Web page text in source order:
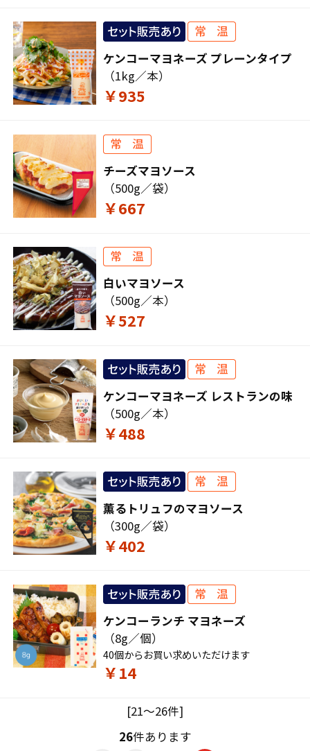
ケンコーマヨネーズ プレーンタイプ
（1kg／本）
￥935
チーズマヨソース
（500g／袋）
￥667
白いマヨソース
（500g／本）
￥527
ケンコーマヨネーズ レストランの味
（500g／本）
￥488
薫るトリュフのマヨソース
（300g／袋）
￥402
ケンコーランチ マヨネーズ
（8g／個）
40個からお買い求めいただけます
￥14
[21～26件]
26件あります